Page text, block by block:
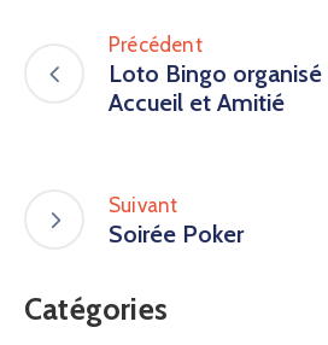
Précédent
Loto Bingo organisé
Accueil et Amitié
Suivant
Soirée Poker
Catégories